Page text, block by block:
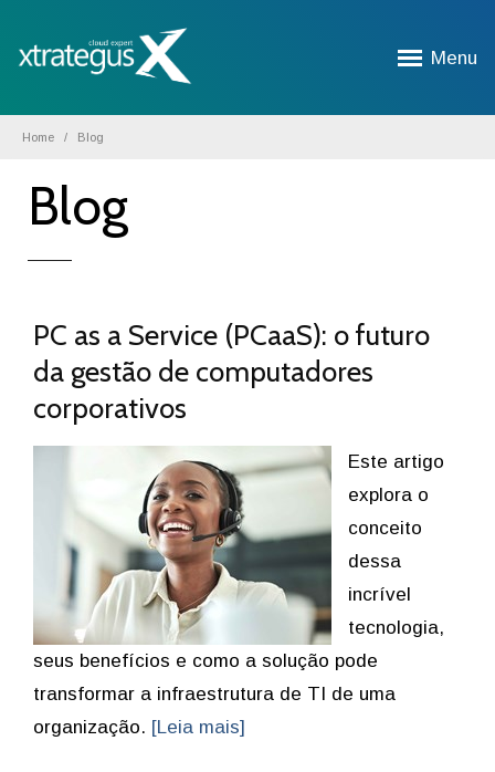
Menu
Home Blog
Blog
PC as a Service (PCaaS): o futuro
da gestão de computadores
corporativos
Este artigo
explora o
conceito
dessa
incrível
tecnologia,
seus benefícios e como a solução pode
transformar a infraestrutura de TI de uma
organização. [Leia mais]